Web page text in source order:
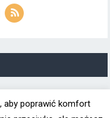
aby poprawić komfort